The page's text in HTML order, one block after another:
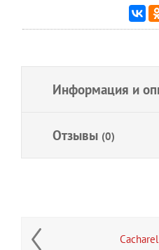
Информация и
Отзывы (0)